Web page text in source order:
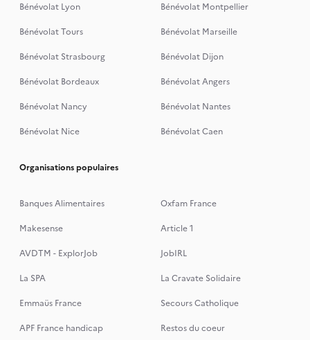
Bénévolat Lyon
Bénévolat Montpellier
Bénévolat Tours
Bénévolat Marseille
Bénévolat Strasbourg
Bénévolat Dijon
Bénévolat Bordeaux
Bénévolat Angers
Bénévolat Nancy
Bénévolat Nantes
Bénévolat Nice
Bénévolat Caen
Organisations populaires
Banques Alimentaires
Oxfam France
Makesense
Article 1
AVDTM - ExplorJob
JobIRL
La SPA
La Cravate Solidaire
Emmaüs France
Secours Catholique
APF France handicap
Restos du coeur